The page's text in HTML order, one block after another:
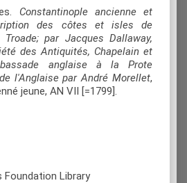
Constantinople ancienne et
des côtes et isles de
par Jacques Dallaway,
des Antiquités, Chapelain et
anglaise à la Prote
l'Anglaise par André Morellet,
jeune, AN VII [=1799].
Foundation Library